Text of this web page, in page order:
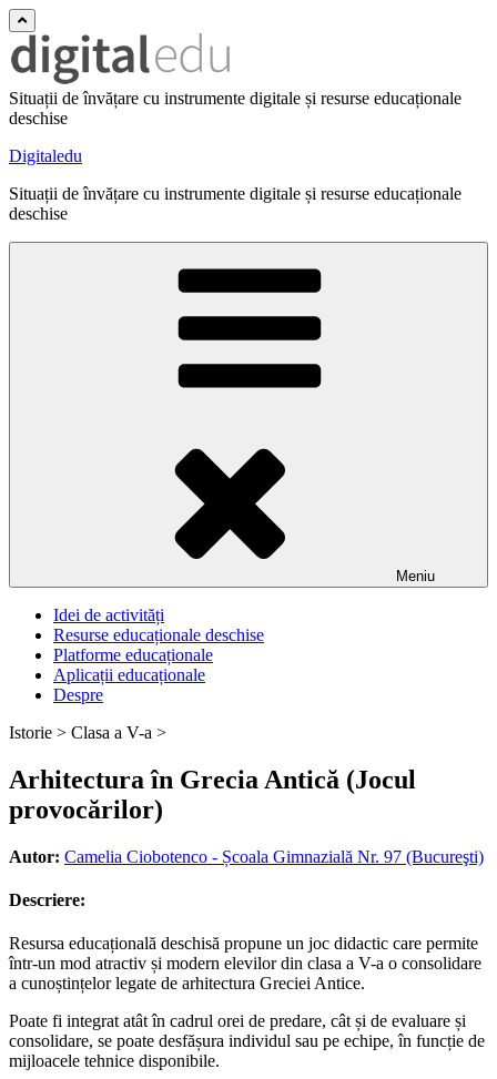
Situații de învățare cu instrumente digitale și resurse educaționale
deschise
Digitaledu
Situații de învățare cu instrumente digitale și resurse educaționale
deschise
Meniu
Idei de activități
Resurse educaționale deschise
Platforme educaționale
Aplicații educaționale
Despre
Istorie > Clasa a V-a >
Arhitectura în Grecia Antică (Jocul
provocărilor)
Autor: Camelia Ciobotenco - Școala Gimnazială Nr. 97 (Bucureşti)
Descriere:
Resursa educațională deschisă propune un joc didactic care permite
într-un mod atractiv și modern elevilor din clasa a V-a o consolidare
a cunoștințelor legate de arhitectura Greciei Antice.
Poate fi integrat atât în cadrul orei de predare, cât și de evaluare și
consolidare, se poate desfășura individul sau pe echipe, în funcție de
mijloacele tehnice disponibile.